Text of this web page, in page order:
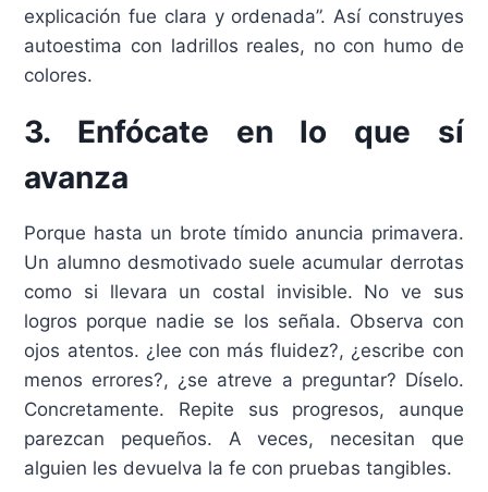
explicación fue clara y ordenada”. Así construyes
autoestima con ladrillos reales, no con humo de
colores.
3. Enfócate en lo que sí
avanza
Porque hasta un brote tímido anuncia primavera.
Un alumno desmotivado suele acumular derrotas
como si llevara un costal invisible. No ve sus
logros porque nadie se los señala. Observa con
ojos atentos. ¿lee con más fluidez?, ¿escribe con
menos errores?, ¿se atreve a preguntar? Díselo.
Concretamente. Repite sus progresos, aunque
parezcan pequeños. A veces, necesitan que
alguien les devuelva la fe con pruebas tangibles.